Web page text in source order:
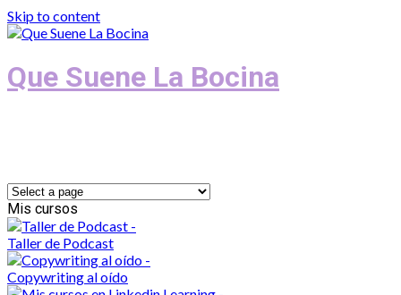
Skip to content
Que Suene La Bocina
Mis cursos
Taller de Podcast
Copywriting al oído